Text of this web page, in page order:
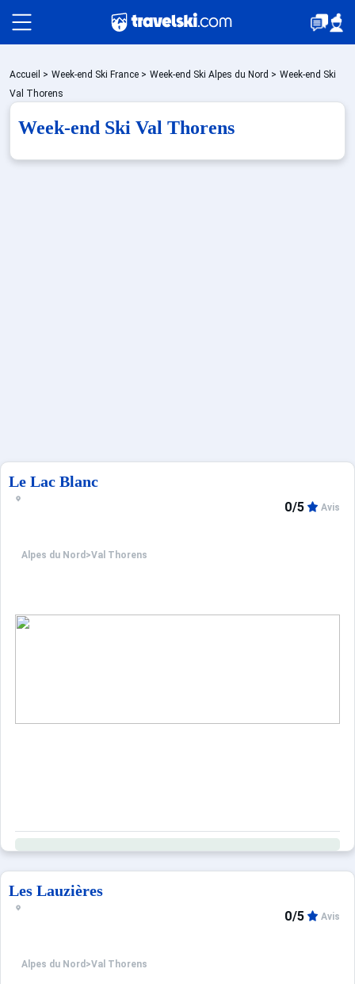
Packages
Stations
Accueil > Week-end Ski France > Week-end Ski Alpes du Nord > Week-end Ski
Val Thorens
Week-end Ski Val Thorens
Le Lac Blanc
Alpes du Nord >Val Thorens
0/5 Avis
Les Lauzières
Alpes du Nord >Val Thorens
0/5 Avis